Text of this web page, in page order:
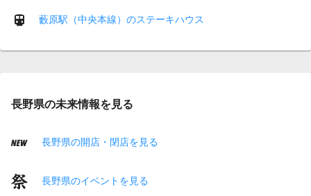
藪原駅（中央本線）のステーキハウス
長野県の未来情報を見る
長野県の開店・閉店を見る
長野県のイベントを見る